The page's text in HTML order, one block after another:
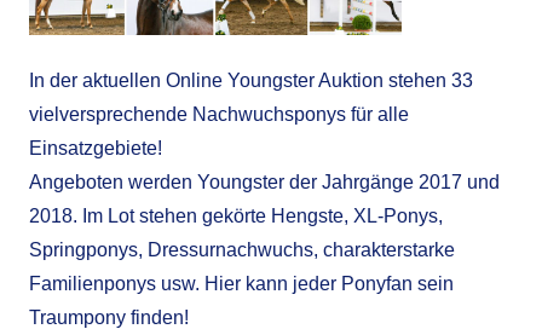
In der aktuellen Online Youngster Auktion stehen 33
vielversprechende Nachwuchsponys für alle
Einsatzgebiete!
Angeboten werden Youngster der Jahrgänge 2017 und
2018. Im Lot stehen gekörte Hengste, XL-Ponys,
Springponys, Dressurnachwuchs, charakterstarke
Familienponys usw. Hier kann jeder Ponyfan sein
Traumpony finden!